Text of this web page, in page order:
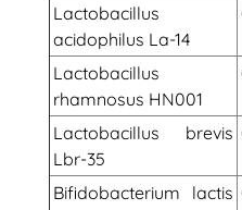
Lactobacillus
acidophilus La-14
Lactobacillus
rhamnosus HN001
Lactobacillus brevis
Lbr-35
Bifidobacterium lactis